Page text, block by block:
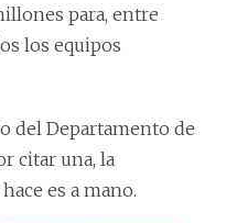
para, entre
los equipos
del Departamento de
citar una, la
es a mano.